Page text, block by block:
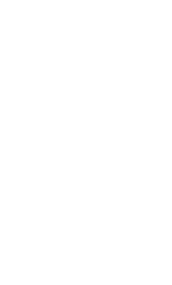
con la política de privacidad
darme de baja en cualquier
al final de cualquier correo